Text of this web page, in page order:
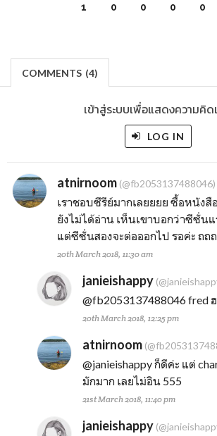
1 0 0 0 0
COMMENTS (4)
เข้าสู่ระบบเพื่อแสดงความคิด
LOG IN
atnirnoom (@fb2053137488046)
เราชอบซีรีย์มากเลยยยย ซื้อหนัง
ยังไม่ได้อ่าน เห็นเขาบอกว่าซีซั่น
แต่ซีซั่นสองจะต่อออกไป รอค่ะ ถถถ
20th March 2018, 11:30 am
janieishappy
@fb2053137488046fred
20th March 2018, 12:25 pm
atnirnoom
@janieishappyก็ดีค่ะ แต่
มักมาก เลยไม่อิน 555
21st March 2018, 11:40 pm
janieishappy